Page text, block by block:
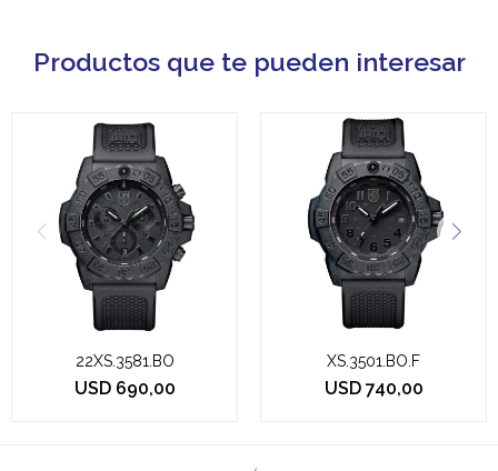
Productos que te pueden interesar
22XS.3581.BO
USD 690,00
XS.3501.BO.F
USD 740,00